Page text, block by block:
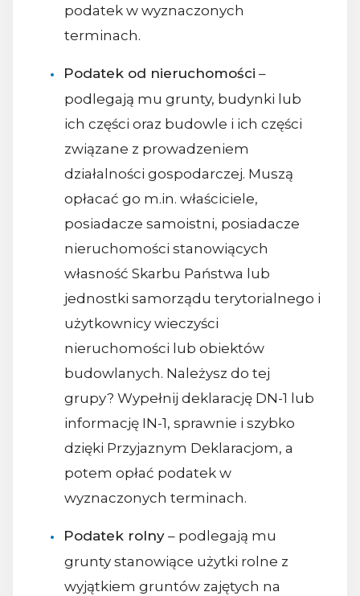
podatek w wyznaczonych
terminach.
Podatek od nieruchomości –
podlegają mu grunty, budynki lub
ich części oraz budowle i ich części
związane z prowadzeniem
działalności gospodarczej. Muszą
opłacać go m.in. właściciele,
posiadacze samoistni, posiadacze
nieruchomości stanowiących
własność Skarbu Państwa lub
jednostki samorządu terytorialnego i
użytkownicy wieczyści
nieruchomości lub obiektów
budowlanych. Należysz do tej
grupy? Wypełnij deklarację DN-1 lub
informację IN-1, sprawnie i szybko
dzięki Przyjaznym Deklaracjom, a
potem opłać podatek w
wyznaczonych terminach.
Podatek rolny– podlegają mu
grunty stanowiące użytki rolne z
wyjątkiem gruntów zajętych na